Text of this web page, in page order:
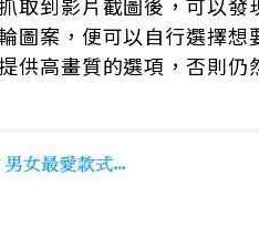
圖案，便可以自行選擇想
供高畫質的選項，否則仍